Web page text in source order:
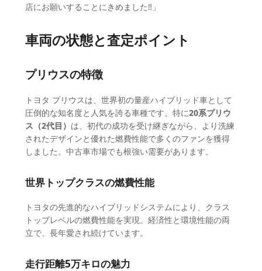
店にお願いすることにきめました‼」
車両の状態と査定ポイント
プリウスの特徴
トヨタ プリウスは、世界初の量産ハイブリッド車として
圧倒的な知名度と人気を誇る車種です。特に20系プリウ
ス（2代目） は、初代の成功を受け継ぎながら、より洗練
されたデザインと優れた燃費性能で多くのファンを獲得
しました。中古車市場でも根強い需要があります。
世界トップクラスの燃費性能
トヨタの先進的なハイブリッドシステムにより、クラス
トップレベルの燃費性能を実現。経済性と環境性能の両
立で、長年愛され続けています。
走行距離5万キロの魅力